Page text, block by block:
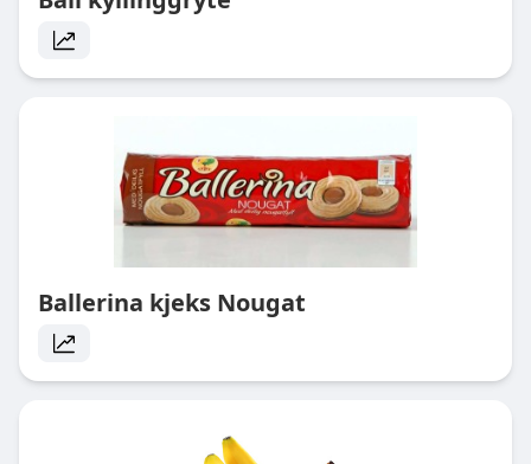
Ballerina kjeks Nougat